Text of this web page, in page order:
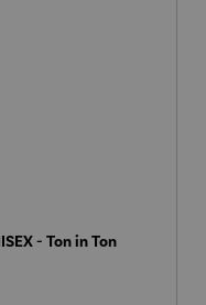
- Ton in Ton